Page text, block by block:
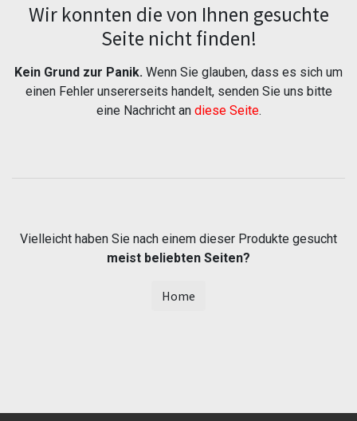
Fehler 404
Wir konnten die von Ihnen gesuchte
Seite nicht finden!
Kein Grund zur Panik. Wenn Sie glauben, dass es sich um
einen Fehler unsererseits handelt, senden Sie uns bitte
eine Nachricht an diese Seite.
Vielleicht haben Sie nach einem dieser Produkte gesucht
meist beliebten Seiten?
Home